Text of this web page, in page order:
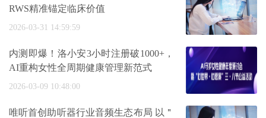
RWS精准锚定临床价值
2026-03-31 14:59:59
内测即爆！洛小安3小时注册破1000+，
AI重构女性全周期健康管理新范式
2026-03-09 10:48:00
唯听首创助听器行业音频生态布局 以＂